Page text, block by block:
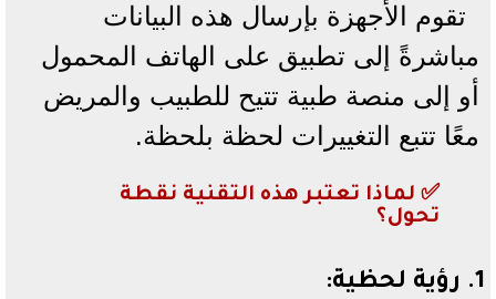
تقوم الأجهزة بإرسال هذه البيانات
مباشرةً إلى تطبيق على الهاتف المحمول
أو إلى منصة طبية تتيح للطبيب والمريض
معًا تتبع التغييرات لحظة بلحظة.
✅ لماذا تعتبر هذه التقنية نقطة
تحول؟
1
. رؤية لحظية: